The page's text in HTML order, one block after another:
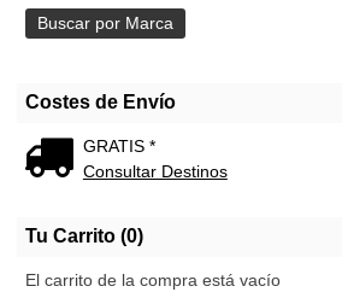
Costes de Envío
GRATIS *
Consultar Destinos
Tu Carrito (0)
El carrito de la compra está vacío